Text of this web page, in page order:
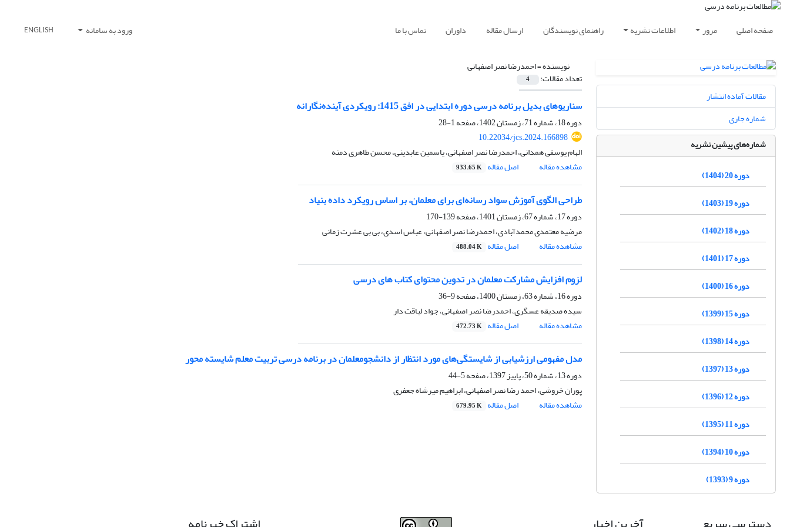
صفحه اصلی مرور اطلاعات نشریه راهنمای نویسندگان ارسال مقاله داوران تماس با ما ورود به سامانه ENGLISH
نویسنده =احمدرضا نصر اصفهانی
تعداد مقالات: 4
سناریوهای بدیل برنامه درسی دوره ابتدایی در افق 1415: رویکردی آینده‌نگارانه
دوره 18، شماره 71، زمستان 1402، صفحه
1-28
10.22034/jcs.2024.166898
الهام یوسفی همدانی، احمدرضا نصر اصفهانی، یاسمین عابدینی، محسن طاهری دمنه
مشاهده مقاله
اصل مقاله 933.65 K
طراحی الگوی آموزش سواد رسانه‌ای برای معلمان، بر اساس رویکرد داده بنیاد
دوره 17، شماره 67، زمستان 1401، صفحه
139-170
مرضیه معتمدی محمدآبادی، احمدرضا نصر اصفهانی، عباس اسدی، بی بی عشرت زمانی
مشاهده مقاله
اصل مقاله 488.04 K
لزوم افزایش مشارکت معلمان در تدوین محتوای کتاب های درسی
دوره 16، شماره 63، زمستان 1400، صفحه
9-36
سیده صدیقه عسگری، احمدرضا نصر اصفهانی، جواد لیاقت دار
مشاهده مقاله
اصل مقاله 472.73 K
مدل مفهومی ارزشیابی از شایستگی‌های مورد انتظار از دانشجومعلمان در برنامه درسی تربیت معلم شایسته محور
دوره 13، شماره 50، پاییز 1397، صفحه
5-44
پوران خروشی، احمد رضا نصر اصفهانی، ابراهیم میرشاه جعفری
مشاهده مقاله
اصل مقاله 679.95 K
مقالات آماده انتشار
شماره جاری
شماره‌های پیشین نشریه
دوره 20 (1404)
دوره 19 (1403)
دوره 18 (1402)
دوره 17 (1401)
دوره 16 (1400)
دوره 15 (1399)
دوره 14 (1398)
دوره 13 (1397)
دوره 12 (1396)
دوره 11 (1395)
دوره 10 (1394)
دوره 9 (1393)